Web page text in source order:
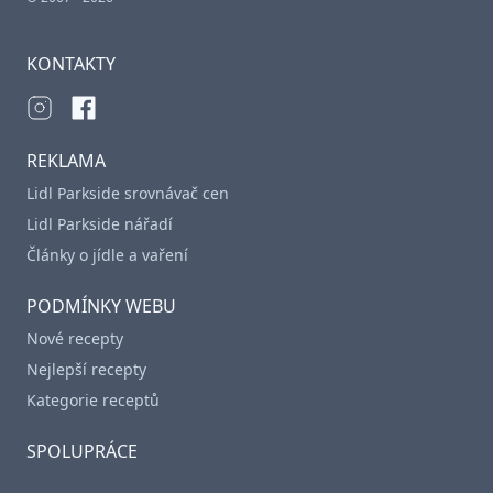
KONTAKTY
REKLAMA
Lidl Parkside srovnávač cen
Lidl Parkside nářadí
Články o jídle a vaření
PODMÍNKY WEBU
Nové recepty
Nejlepší recepty
Kategorie receptů
SPOLUPRÁCE